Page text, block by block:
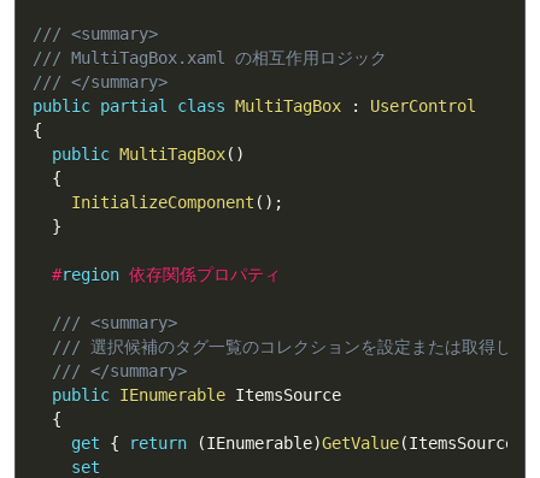
/// <summary>
/// MultiTagBox.xaml の相互作用ロジック
/// </summary>
public partial class MultiTagBox :
UserControl
{
public MultiTagBox( )
{
InitializeComponent ( ) ;
}
#region 依存関係プロパティ
/// <summary>
/// 選択候補のタグ一覧のコレクションを設定または取得しま
/// </summary>
public IEnumerable ItemsSource
{
get
{ return (IEnumerable)GetValue(
set